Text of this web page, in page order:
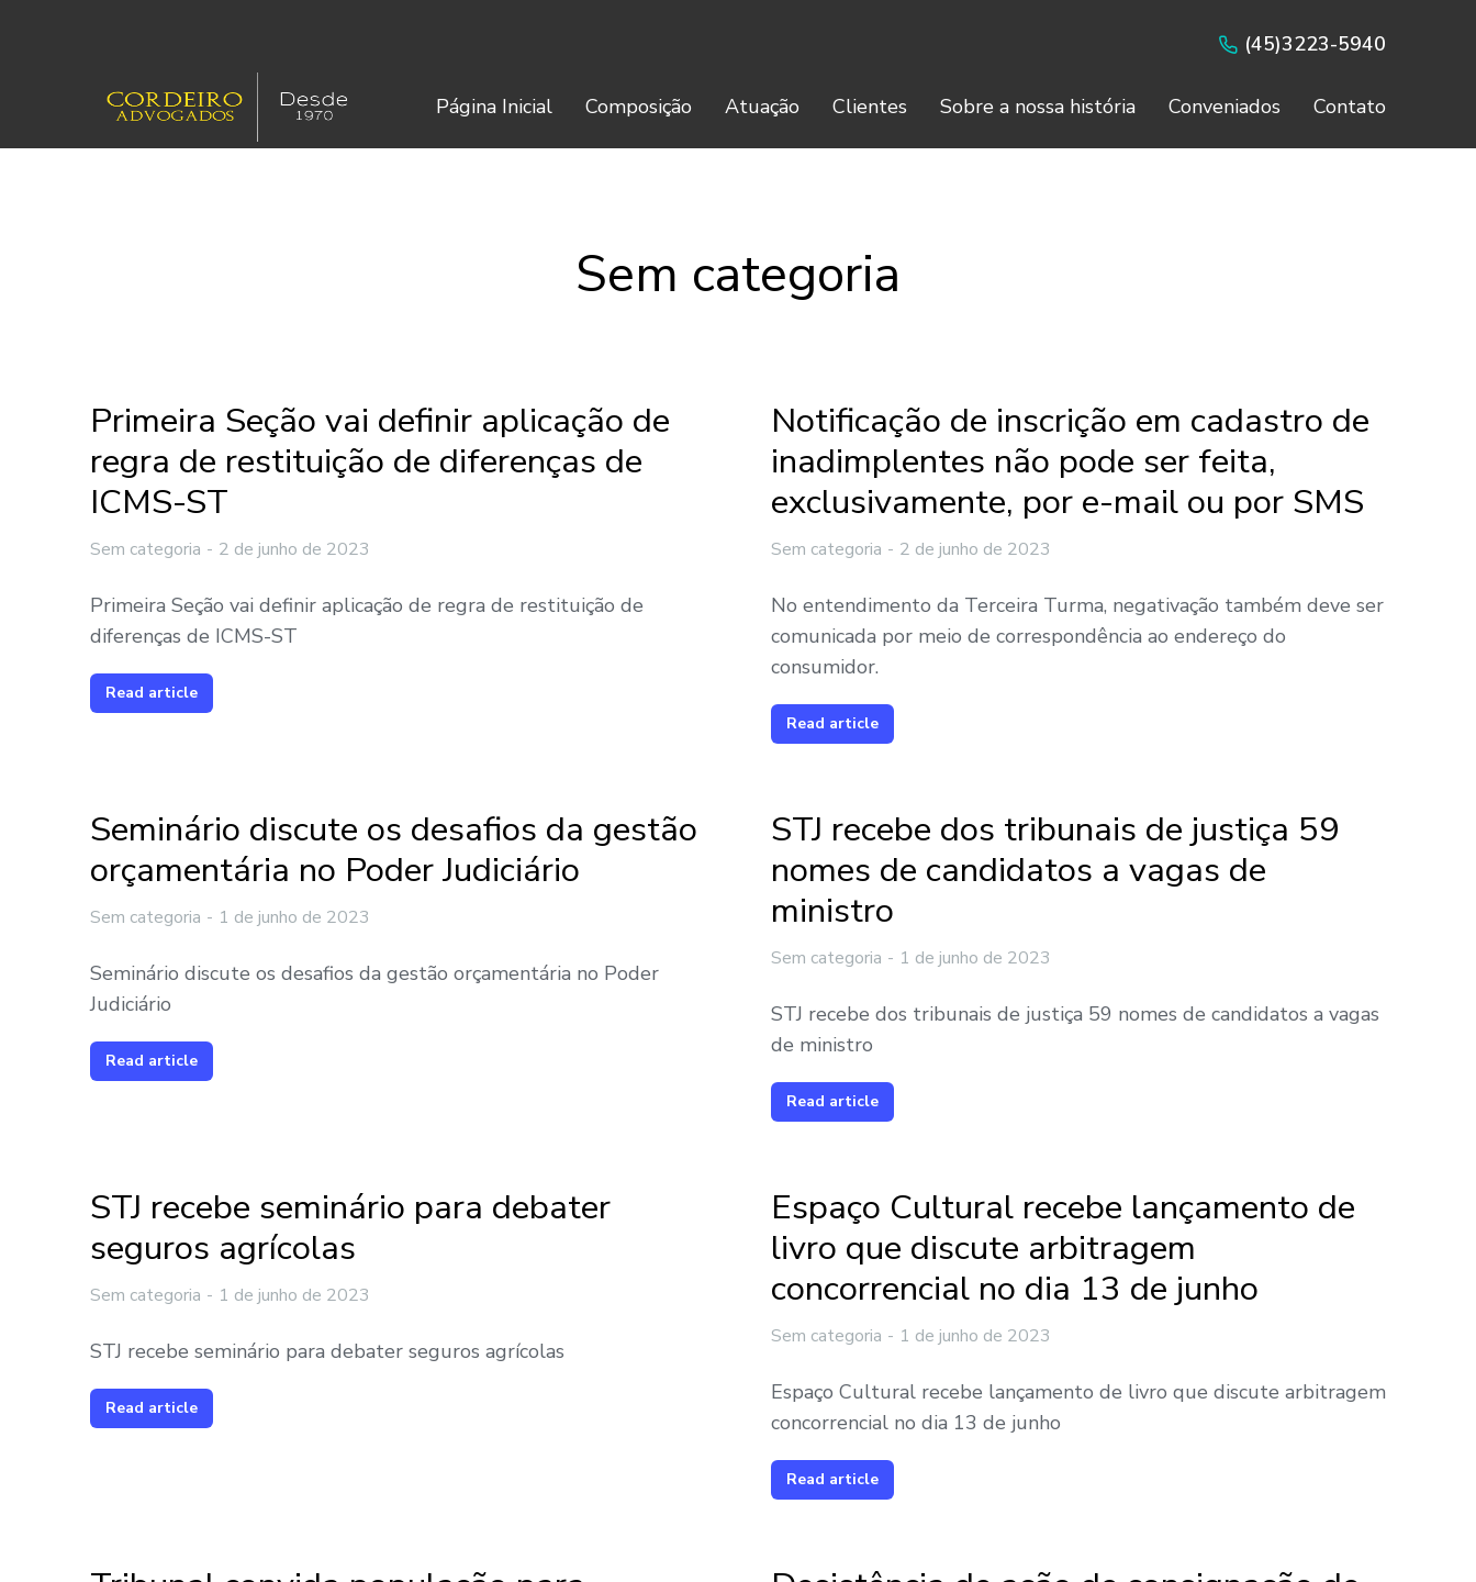
(45)3223-5940
Página Inicial Composição Atuação Clientes Sobre a nossa história Conveniados Contato
Sem categoria
Primeira Seção vai definir aplicação de
regra de restituição de diferenças de
ICMS-ST
Sem categoria 2 de junho de 2023
Primeira Seção vai definir aplicação de regra de restituição de
diferenças de ICMS-ST
Read article
Notificação de inscrição em cadastro de
inadimplentes não pode ser feita,
exclusivamente, por e-mail ou por SMS
Sem categoria 2 de junho de 2023
No entendimento da Terceira Turma, negativação também deve ser
comunicada por meio de correspondência ao endereço do
consumidor.
Read article
Seminário discute os desafios da gestão
orçamentária no Poder Judiciário
Sem categoria 1 de junho de 2023
Seminário discute os desafios da gestão orçamentária no Poder
Judiciário
Read article
STJ recebe dos tribunais de justiça 59
nomes de candidatos a vagas de
ministro
Sem categoria 1 de junho de 2023
STJ recebe dos tribunais de justiça 59 nomes de candidatos a vagas
de ministro
Read article
STJ recebe seminário para debater
seguros agrícolas
Sem categoria 1 de junho de 2023
STJ recebe seminário para debater seguros agrícolas
Read article
Espaço Cultural recebe lançamento de
livro que discute arbitragem
concorrencial no dia 13 de junho
Sem categoria 1 de junho de 2023
Espaço Cultural recebe lançamento de livro que discute arbitragem
concorrencial no dia 13 de junho
Read article